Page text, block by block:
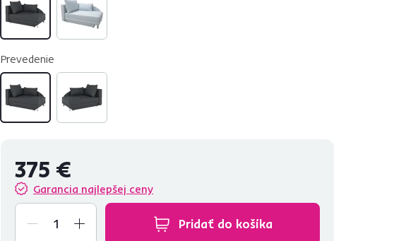
Prevedenie
375 €
Garancia najlepšej ceny
Pridať do košíka